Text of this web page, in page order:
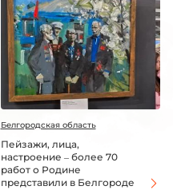
Белгородская область
Пейзажи, лица,
настроение – более 70
работ о Родине
представили в Белгороде